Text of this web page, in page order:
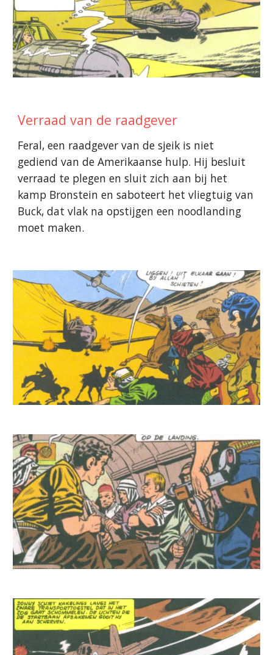
Verraad van de raadgever
Feral, een raadgever van de sjeik is niet
gediend van de Amerikaanse hulp. Hij besluit
verraad te plegen en sluit zich aan bij het
kamp Bronstein en saboteert het vliegtuig van
Buck, dat vlak na opstijgen een noodlanding
moet maken.